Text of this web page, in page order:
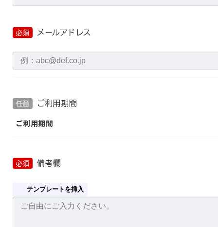
必須 メールアドレス
任意 ご利用期間
ご利用期間
必須 備考欄
テンプレートを挿入